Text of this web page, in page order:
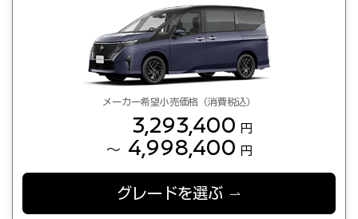
メーカー希望小売価格（消費税込）
3,293,400 円
～ 4,998,400 円
グレードを選ぶ